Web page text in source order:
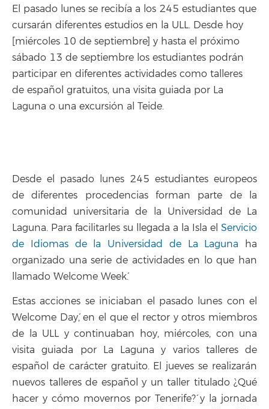
El pasado lunes se recibía a los 245 estudiantes que
cursarán diferentes estudios en la ULL. Desde hoy
[miércoles 10 de septiembre] y hasta el próximo
sábado 13 de septiembre los estudiantes podrán
participar en diferentes actividades como talleres
de español gratuitos, una visita guiada por La
Laguna o una excursión al Teide.
Desde el pasado lunes 245 estudiantes europeos
de diferentes procedencias forman parte de la
comunidad universitaria de la Universidad de La
Laguna. Para facilitarles su llegada a la Isla el Servicio
de Idiomas de la Universidad de La Laguna ha
organizado una serie de actividades en lo que han
llamado `Welcome Week´.
Estas acciones se iniciaban el pasado lunes con el
`Welcome Day´, en el que el rector y otros miembros
de la ULL y continuaban hoy, miércoles, con una
visita guiada por La Laguna y varios talleres de
español de carácter gratuito. El jueves se realizarán
nuevos talleres de español y un taller titulado `¿Qué
hacer y cómo movernos por Tenerife?´ y la jornada